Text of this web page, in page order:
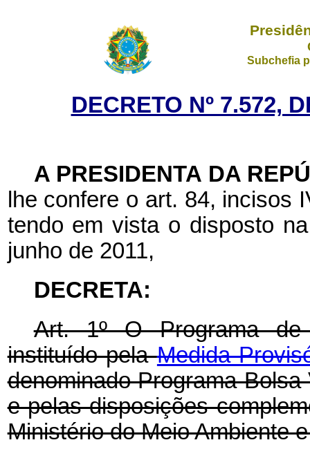
Subchefia
DECRETO Nº 7.572,
A PRESIDENTA DA
lhe confere o art. 84, incisos
tendo em vista o disposto
junho de 2011,
DECRETA:
Art. 1º O Programa de
instituído pelaMedida
denominado Programa
e pelas disposições
Ministério do Meio Ambiente